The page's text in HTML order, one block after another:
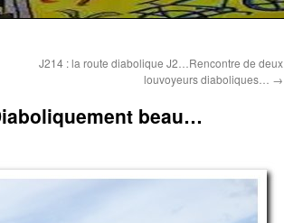
J214 : la route diabolique J2…Rencontre de deux
louvoyeurs diaboliques… →
beau…